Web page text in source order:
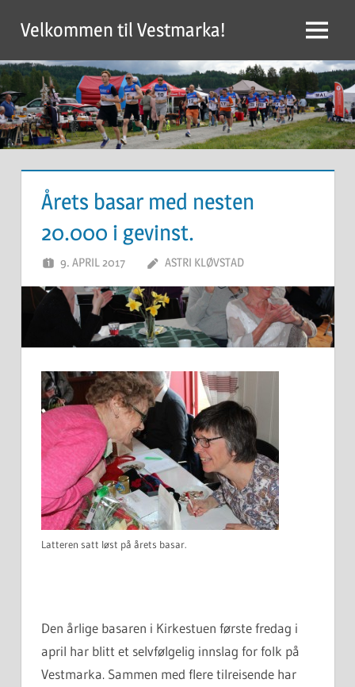
content
Velkommen til Vestmarka! Menu
Årets basar med nesten
20.000 i gevinst.
9. APRIL 2017 ASTRI KLØVSTAD
Latteren satt løst på årets basar.
Den årlige basaren i Kirkestuen første fredag i
april har blitt et selvfølgelig innslag for folk på
Vestmarka. Sammen med flere tilreisende har